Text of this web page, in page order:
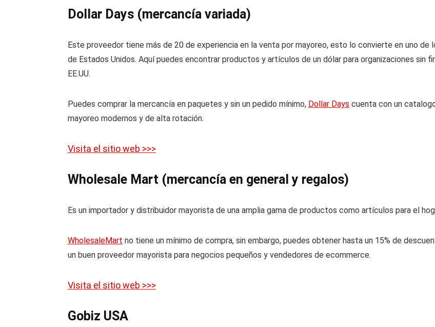
Dollar Days (mercancía variada)
Este proveedor tiene más de 20 de experiencia en la venta por mayoreo, esto lo convierte en uno de
de Estados Unidos. Aquí puedes encontrar productos y artículos de un dólar para organizaciones sin
EE.UU.
Puedes comprar la mercancía en paquetes y sin un pedido mínimo, Dollar Days cuenta con un
mayoreo modernos y de alta rotación.
Visita el sitio web >>>
Wholesale Mart (mercancía en general y regalos)
Es un importador y distribuidor mayorista de una amplia gama de productos como artículos para el
WholesaleMart no tiene un mínimo de compra, sin embargo, puedes obtener hasta un 15% de
un buen proveedor mayorista para negocios pequeños y vendedores de ecommerce.
Visita el sitio web >>>
Gobiz USA